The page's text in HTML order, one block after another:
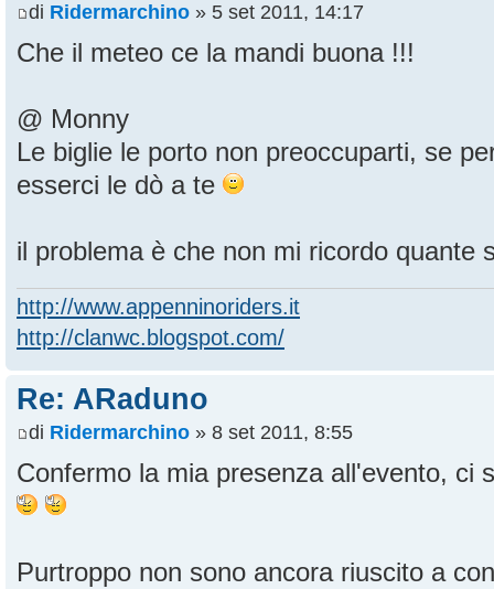
di Ridermarchino » 5 set 2011, 14:17
Che il meteo ce la mandi buona !!!
@ Monny
Le biglie le porto non preoccuparti, se
esserci le dò a te
il problema è che non mi ricordo quante
http://www.appenninoriders.it
http://clanwc.blogspot.com/
Re: ARaduno
di Ridermarchino » 8 set 2011, 8:55
Confermo la mia presenza all'evento, ci
Purtroppo non sono ancora riuscito a